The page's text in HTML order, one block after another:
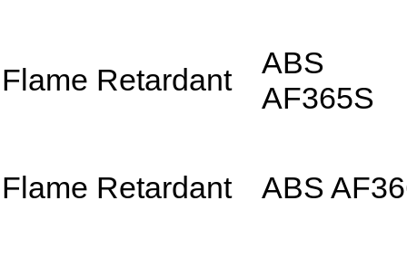
Flame Retardant
ABS
AF365S
Flame Retardant ABS